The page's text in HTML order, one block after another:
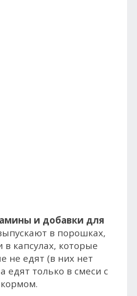
и добавки для
в порошках,
в капсулах, которые
не едят (в них нет
едят только в смеси с